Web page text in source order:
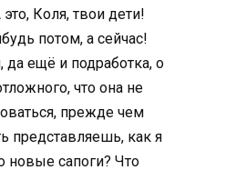
Коля, твои дети!
потом, а сейчас!
да ещё и подработка, о
что она не
прежде чем
представляешь, как я
новые сапоги? Что